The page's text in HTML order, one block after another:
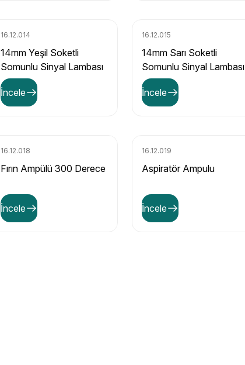
16.12.014
14mm Yeşil Soketli
Somunlu Sinyal Lambası
İncele
16.12.015
14mm Sarı Soketli
Somunlu Sinyal Lambası
İncele
16.12.018
Fırın Ampülü 300 Derece
İncele
16.12.019
Aspiratör Ampulu
İncele